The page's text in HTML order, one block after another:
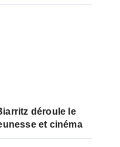
déroule le
et cinéma